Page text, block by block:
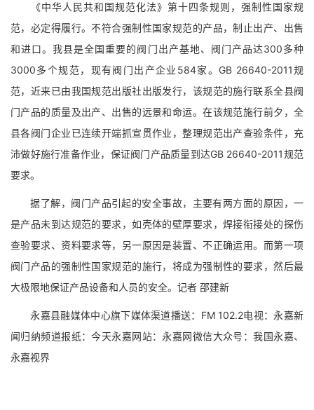
《中华人民共和国规范化法》第十四条规则，强制性国家规
范，必定得履行。不符合强制性国家规范的产品，制止出产、出售
和进口。我县是全国重要的阀门出产基地、阀门产品达300多种
3000多个规范，现有阀门出产企业584家。GB 26640-2011规
范，近来已由我国规范出版社出版发行，该规范的施行联系全县阀
门产品的质量及出产、出售的远景和命运。在该规范施行前夕，全
县各阀门企业已连续开端抓宣贯作业，整理规范出产查验条件，充
沛做好施行准备作业，保证阀门产品质量到达GB 26640-2011规范
要求。
据了解，阀门产品引起的安全事故，主要有两方面的原因，一
是产品未到达规范的要求，如壳体的壁厚要求，焊接衔接处的探伤
查验要求、资料要求等，另一原因是装置、不正确运用。而第一项
阀门产品的强制性国家规范的施行，将成为强制性的要求，然后最
大极限地保证产品设备和人员的安全。记者 邵建新
永嘉县融媒体中心旗下媒体渠道播送：FM 102.2电视：永嘉新
闻归纳频道报纸：今天永嘉网站：永嘉网微信大众号：我国永嘉、
永嘉视界